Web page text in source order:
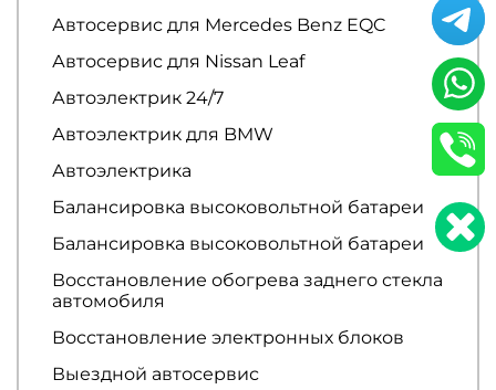
Автосервис для Mercedes Benz EQC
Автосервис для Nissan Leaf
Автоэлектрик 24/7
Автоэлектрик для BMW
Автоэлектрика
Балансировка высоковольтной батареи
Балансировка высоковольтной батареи
Восстановление обогрева заднего стекла
автомобиля
Восстановление электронных блоков
Выездной автосервис